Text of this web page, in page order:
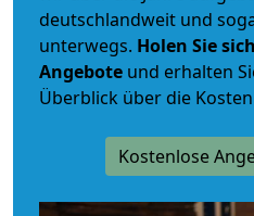
deutschlandweit und
unterwegs. Holen Sie
Angebote und erhalten
Überblick über die
Kostenlose